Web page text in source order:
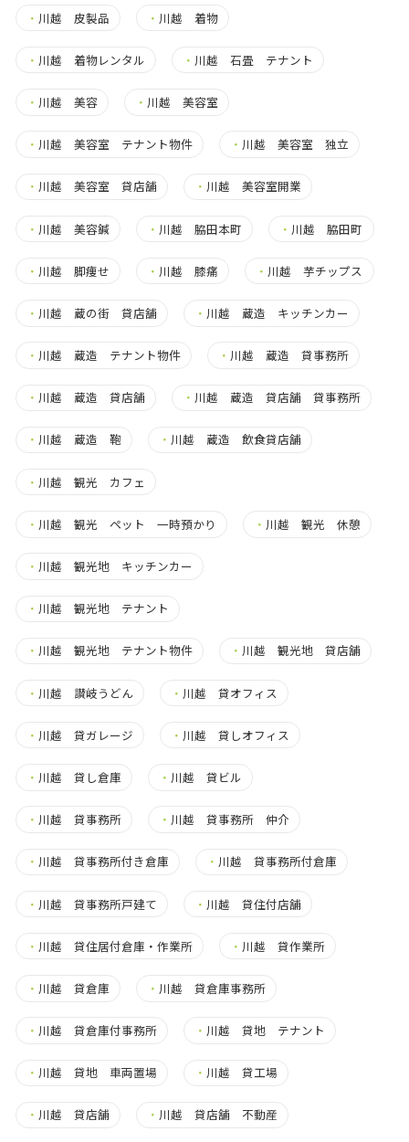
・ 川越 皮製品 ・ 川越 着物
・ 川越 着物レンタル ・ 川越 石畳 テナント
・ 川越 美容 ・ 川越 美容室
・ 川越 美容室 テナント物件 ・ 川越 美容室 独立
・ 川越 美容室 貸店舗 ・ 川越 美容室開業
・ 川越 美容鍼 ・ 川越 脇田本町 ・ 川越 脇田町
・ 川越 脚痩せ ・ 川越 膝痛 ・ 川越 芋チップス
・ 川越 蔵の街 貸店舗 ・ 川越 蔵造 キッチンカー
・ 川越 蔵造 テナント物件 ・ 川越 蔵造 貸事務所
・ 川越 蔵造 貸店舗 ・ 川越 蔵造 貸店舗 貸事務所
・ 川越 蔵造 鞄 ・ 川越 蔵造 飲食貸店舗
・ 川越 観光 カフェ
・ 川越 観光 ペット 一時預かり ・ 川越 観光 休憩
・ 川越 観光地 キッチンカー
・ 川越 観光地 テナント
・ 川越 観光地 テナント物件 ・ 川越 観光地 貸店舗
・ 川越 讃岐うどん ・ 川越 貸オフィス
・ 川越 貸ガレージ ・ 川越 貸しオフィス
・ 川越 貸し倉庫 ・ 川越 貸ビル
・ 川越 貸事務所 ・ 川越 貸事務所 仲介
・ 川越 貸事務所付き倉庫 ・ 川越 貸事務所付倉庫
・ 川越 貸事務所戸建て ・ 川越 貸住付店舗
・ 川越 貸住居付倉庫・作業所 ・ 川越 貸作業所
・ 川越 貸倉庫 ・ 川越 貸倉庫事務所
・ 川越 貸倉庫付事務所 ・ 川越 貸地 テナント
・ 川越 貸地 車両置場 ・ 川越 貸工場
・ 川越 貸店舗 ・ 川越 貸店舗 不動産